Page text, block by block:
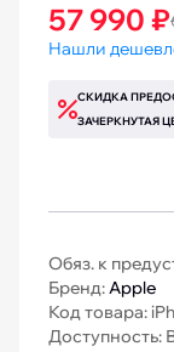
57 990 ₽
Нашли
СКИДКА
ЗАЧЕРКНУТАЯ
Обяз. к
Бренд:Apple
Код товара:
Доступность: